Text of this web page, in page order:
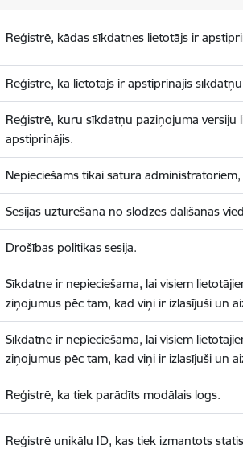
Reģistrē, kādas sīkdatnes lietotājs ir
Reģistrē, ka lietotājs ir apstiprinājis
Reģistrē, kuru sīkdatņu paziņojuma versiju
apstiprinājis.
Nepieciešams tikai satura
Sesijas uzturēšana no slodzes dalīšanas
Drošības politikas sesija.
Sīkdatne ir nepieciešama, lai visiem
ziņojumus pēc tam, kad viņi ir izlasījuši un
Sīkdatne ir nepieciešama, lai visiem
ziņojumus pēc tam, kad viņi ir izlasījuši un
Reģistrē, ka tiek parādīts modālais logs.
Reģistrē unikālu ID, kas tiek izmantots